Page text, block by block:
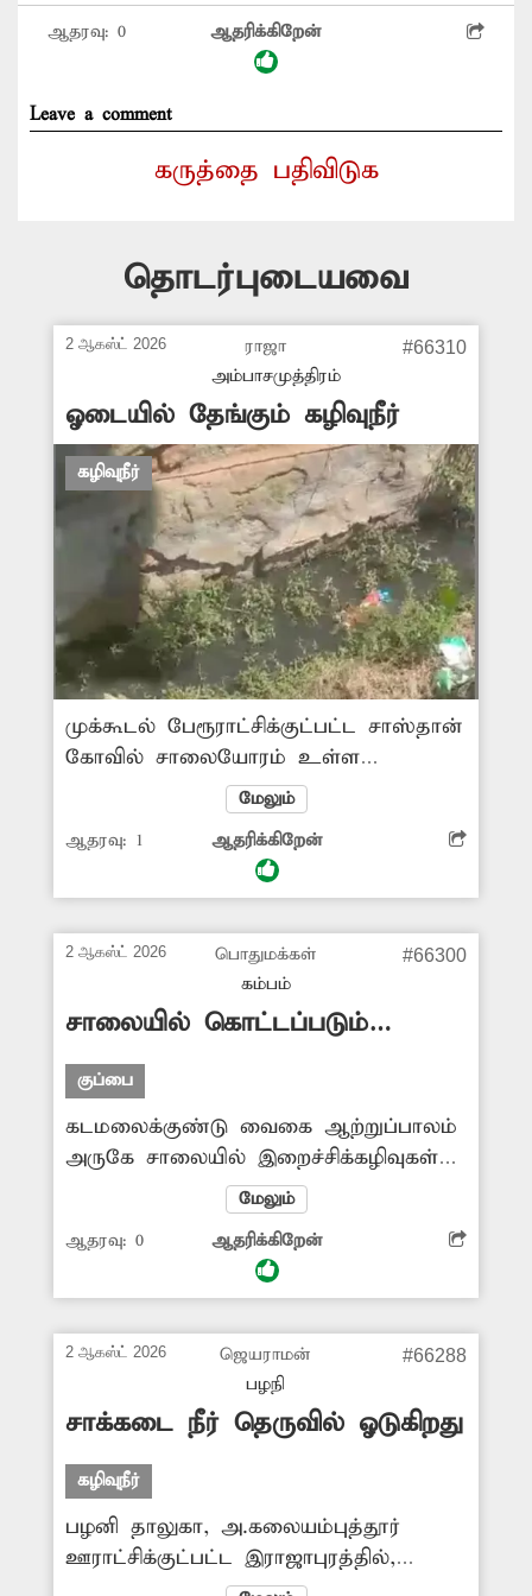
ஆதரவு: 0 ஆதரிக்கிறேன்
Leave a comment
கருத்தை பதிவிடுக
தொடர்புடையவை
2 ஆகஸ்ட் 2026
ராஜா
அம்பாசமுத்திரம்
#66310
ஓடையில் தேங்கும் கழிவுநீர்
கழிவுநீர்
முக்கூடல் பேரூராட்சிக்குட்பட்ட சாஸ்தான்
கோவில் சாலையோரம் உள்ள
கழிவுநீரோடை முழுமையாக கட்டி
முடிக்கப்படாமல் உள்ளது. இதனால்
அங்கு கழிவுநீர் தேங்கி கிடக்கிறது.
இதனால் துர்நாற்றம் மற்றும் கொசு
சம்பந்தப்பட்ட அதிகாரிகள் வாறுகாலை
முழுமையாக கட்டி கழிவுநீர் தேங்காமல்
நடவடிக்கை எடுக்க வேண்டுகிறேன்.
மேலும்
ஆதரவு: 1 ஆதரிக்கிறேன்
2 ஆகஸ்ட் 2026
பொதுமக்கள்
கம்பம்
#66300
சாலையில் கொட்டப்படும்
இறைச்சிக்கழிவுகள்
குப்பை
கடமலைக்குண்டு வைகை ஆற்றுப்பாலம்
அருகே சாலையில் இறைச்சிக்கழிவுகள்
வீசப்படுகின்றன. இதனால் அந்த பகுதி
முழுவதும் துர்நாற்றம் வீசுவதுடன்
சுகாதாரக்கேடும் ஏற்பட்டுள்ளது. மேலும்
பொதுமக்களுக்கு நோய் பரவும்
வீசப்பட்ட இறைச்சிக்கழிவுகளை
அகற்றுவதுடன் அவற்றை கொட்டுபவர்கள்
மீதும் கடும் நடவடிக்கை எடுக்க
வேண்டும். -ஊர்மக்கள்,
மேலும்
ஆதரவு: 0 ஆதரிக்கிறேன்
2 ஆகஸ்ட் 2026
ஜெயராமன்
பழநி
#66288
சாக்கடை நீர் தெருவில் ஓடுகிறது
கழிவுநீர்
பழனி தாலுகா, அ.கலையம்புத்தூர்
ஊராட்சிக்குட்பட்ட இராஜாபுரத்தில்,
வடக்குத் தெருவில் சாக்கடை வசதிகள்